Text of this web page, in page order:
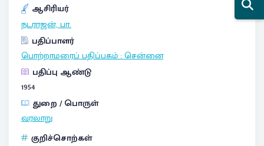
ஆசிரியர்
நடராஜன், பா.
பதிப்பாளர்
பொற்றாமரைப் பதிப்பகம்:சென்னை
பதிப்பு ஆண்டு
1954
துறை / பொருள்
வரலாறு
குறிச்சொற்கள்